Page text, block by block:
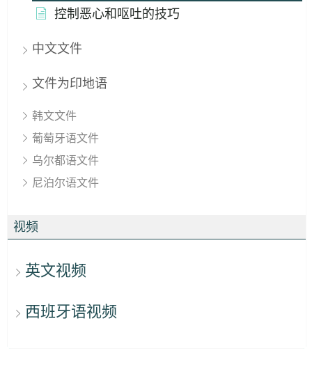
控制恶心和呕吐的技巧
中文文件
文件为印地语
韩文文件
葡萄牙语文件
乌尔都语文件
尼泊尔语文件
视频
英文视频
西班牙语视频